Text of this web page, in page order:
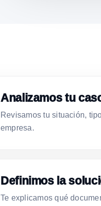
Analizamos tu
Revisamos tu situación,
empresa.
Definimos la
Te explicamos qué